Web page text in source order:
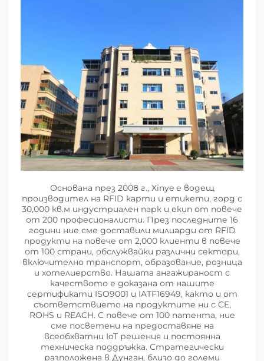
Основана през 2008 г., Xinye е водещ
производител на RFID карти и етикети, горд с
30,000 кв.м индустриален парк и екип от повече
от 200 професионалисти. През последните 16
години ние сме доставили милиарди от RFID
продукти на повече от 2,000 клиенти в повече
от 100 страни, обслужвайки различни сектори,
включително транспорт, образование, розница
и хотелиерство. Нашата ангажираност с
качеството е доказана от нашите
сертификати ISO9001 и IATF16949, както и от
съответствието на продуктите ни с CE,
ROHS и REACH. С повече от 100 патента, ние
сме посветени на предоставяне на
всеобхватни IoT решения и постоянна
техническа поддръжка. Стратегически
разположена в Дунган, близо до големи